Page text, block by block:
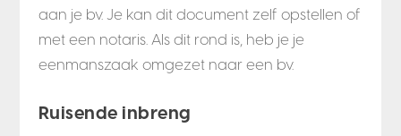
aan je bv. Je kan dit document zelf opstellen of
met een notaris. Als dit rond is, heb je je
eenmanszaak omgezet naar een bv.
Ruisende inbreng